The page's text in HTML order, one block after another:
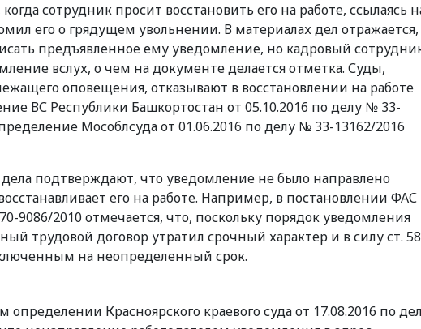
сотрудник просит восстановить его на работе, ссылаясь
его о грядущем увольнении. В материалах дел отражается,
предъявленное ему уведомление, но кадровый
вслух, о чем на документе делается отметка. Суды,
оповещения, отказывают в восстановлении на работе
ВС Республики Башкортостан от 05.10.2016 по делу № 33-
Мособлсуда от 01.06.2016 по делу № 33-13162/2016
подтверждают, что уведомление не было направлено
его на работе. Например, в постановлении ФАС
9086/2010 отмечается, что, поскольку порядок уведомления
трудовой договор утратил срочный характер и в силу ст. 58
на неопределенный срок.
Красноярского краевого суда от 17.08.2016 по